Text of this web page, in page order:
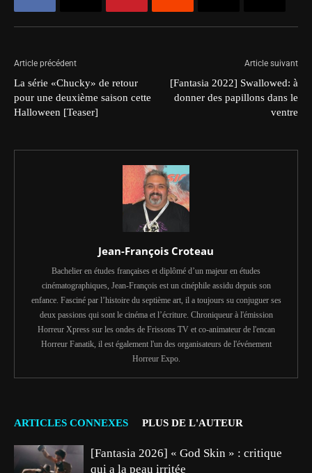
Article précédent
La série «Chucky» de retour
pour une deuxième saison cette
Halloween [Teaser]
Article suivant
[Fantasia 2022] Swallowed: à
donner des papillons dans le
ventre
Jean-François Croteau
Bachelier en études françaises et diplômé d’un majeur en études
cinématographiques, Jean-François est un cinéphile assidu depuis son
enfance. Fasciné par l’histoire du septième art, il a toujours su conjuguer ses
deux passions qui sont le cinéma et l’écriture. Chroniqueur à l'émission
Horreur Xpress sur les ondes de Frissons TV et co-animateur de l'encan
Horreur Fanatik, il est également l'un des organisateurs de l'événement
Horreur Expo.
ARTICLES CONNEXES PLUS DE L'AUTEUR
[Fantasia 2026] « God Skin » : critique
qui a la peau irritée